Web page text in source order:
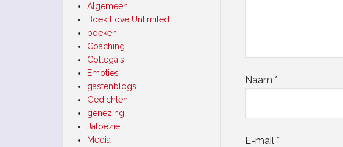
Naam *
E-mail *
Algemeen
Boek Love Unlimited
boeken
Coaching
Collega's
Emoties
gastenblogs
Gedichten
genezing
Jaloezie
Media